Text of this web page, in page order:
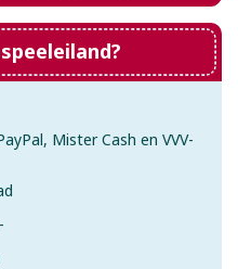
Mister Cash en VVV-